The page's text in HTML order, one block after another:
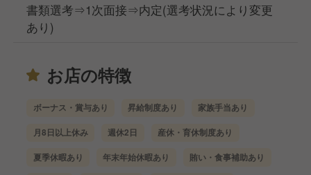
書類選考⇒1次面接⇒内定(選考状況により変更
あり)
お店の特徴
ボーナス・賞与あり 昇給制度あり 家族手当あり
月8日以上休み 週休2日 産休・育休制度あり
夏季休暇あり 年末年始休暇あり 賄い・食事補助あり